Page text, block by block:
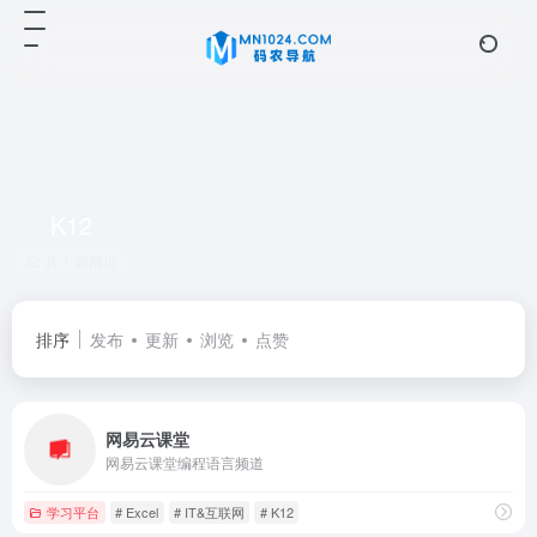
排序 发布 更新 浏览 点赞
网易云课堂
网易云课堂编程语言频道
学习平台 # Excel # IT&互联网 # K12